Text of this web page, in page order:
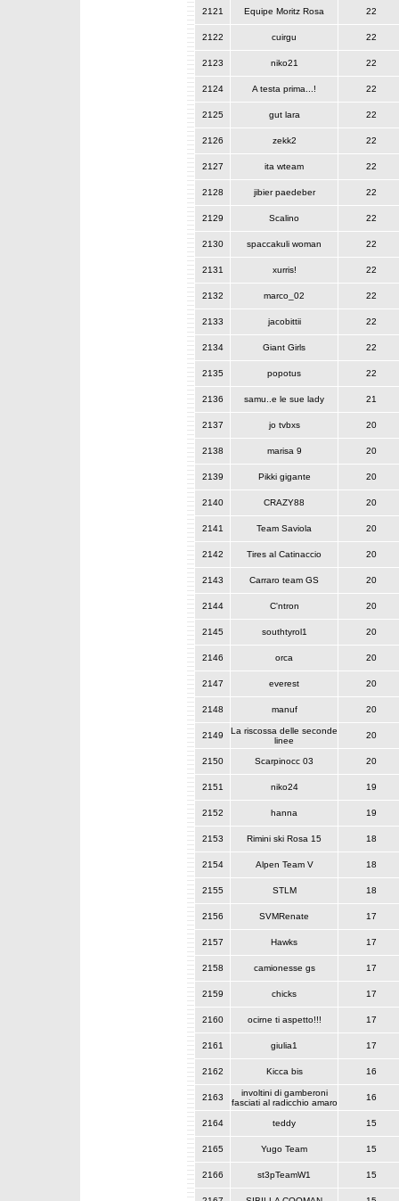
2121 Equipe Moritz Rosa 22
2122 cuirgu 22
2123 niko21 22
2124 A testa prima...! 22
2125 gut lara 22
2126 zekk2 22
2127 ita wteam 22
2128 jibier paedeber 22
2129 Scalino 22
2130 spaccakuli woman 22
2131 xurris! 22
2132 marco_02 22
2133 jacobittii 22
2134 Giant Girls 22
2135 popotus 22
2136 samu..e le sue lady 21
2137 jo tvbxs 20
2138 marisa 9 20
2139 Pikki gigante 20
2140 CRAZY88 20
2141 Team Saviola 20
2142 Tires al Catinaccio 20
2143 Carraro team GS 20
2144 C'ntron 20
2145 southtyrol1 20
2146 orca 20
2147 everest 20
2148 manuf 20
2149
La riscossa delle seconde
linee
20
2150 Scarpinocc 03 20
2151 niko24 19
2152 hanna 19
2153 Rimini ski Rosa 15 18
2154 Alpen Team V 18
2155 STLM 18
2156 SVMRenate 17
2157 Hawks 17
2158 camionesse gs 17
2159 chicks 17
2160 ocirne ti aspetto!!! 17
2161 giulia1 17
2162 Kicca bis 16
2163
involtini di gamberoni
fasciati al radicchio amaro
16
2164 teddy 15
2165 Yugo Team 15
2166 st3pTeamW1 15